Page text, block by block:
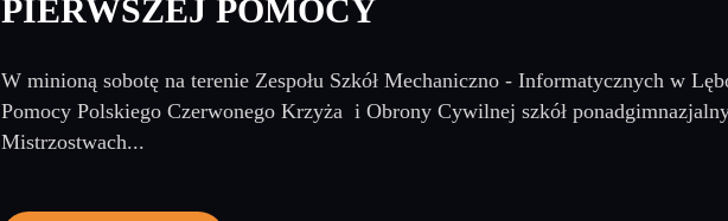
PIERWSZEJ POMOCY
W minioną sobotę na terenie Zespołu Szkół Mechaniczno - Informatycznych w
Pomocy Polskiego Czerwonego Krzyża i Obrony Cywilnej szkół
Mistrzostwach...